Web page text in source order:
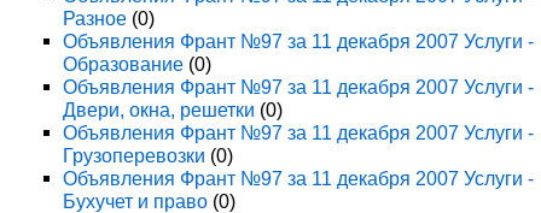
Разное (0)
Объявления Франт №97 за 11 декабря 2007 Услуги -
Образование (0)
Объявления Франт №97 за 11 декабря 2007 Услуги -
Двери, окна, решетки (0)
Объявления Франт №97 за 11 декабря 2007 Услуги -
Грузоперевозки (0)
Объявления Франт №97 за 11 декабря 2007 Услуги -
Бухучет и право (0)